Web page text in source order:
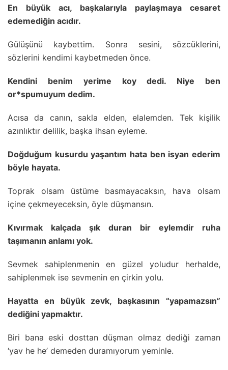
En büyük acı, başkalarıyla paylaşmaya cesaret
edemediğin acıdır.
Gülüşünü kaybettim. Sonra sesini, sözcüklerini,
sözlerini kendimi kaybetmeden önce.
Kendini benim yerime koy dedi. Niye ben
or*spumuyum dedim.
Acısa da canın, sakla elden, elalemden. Tek kişilik
azınlıktır delilik, başka ihsan eyleme.
Doğduğum kusurdu yaşantım hata ben isyan ederim
böyle hayata.
Toprak olsam üstüme basmayacaksın, hava olsam
içine çekmeyeceksin, öyle düşmansın.
Kıvırmak kalçada şık duran bir eylemdir ruha
taşımanın anlamı yok.
Sevmek sahiplenmenin en güzel yoludur herhalde,
sahiplenmek ise sevmenin en çirkin yolu.
Hayatta en büyük zevk, başkasının “yapamazsın”
dediğini yapmaktır.
Biri bana eski dosttan düşman olmaz dediği zaman
‘yav he he’ demeden duramıyorum yeminle.